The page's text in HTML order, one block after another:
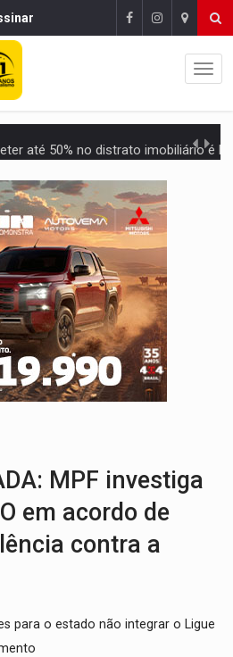
até 50% no distrato imobiliário é legal, mas não pode
AO CAMPO:Veja as mais de 200 ações de Marcos
Grupo Nova Era amplia presença em PVH e transforma Aramix
PCC amplia presença internacional e transforma Brasil em
Museólogo Antônio Ocampo conduz a história de
DE DANOS:Ferroviários pedem ao Iphan recuperação de área
O CARDÁPIO:Veja essa receita de carne assada para o
ESTUDANTES: Greve dos professores em PVH é
MPF investiga
em acordo de
contra a
para o estado não integrar o Ligue